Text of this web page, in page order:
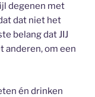
degenen met
dat niet het
belang dat JIJ
anderen, om een
én drinken